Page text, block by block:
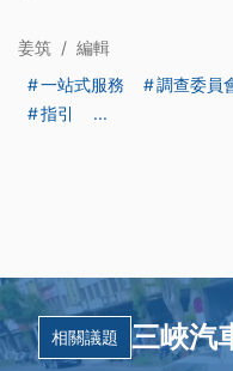
姜筑 / 編輯
一站式服務
調查委員
指引
...
相關議題 三峽汽